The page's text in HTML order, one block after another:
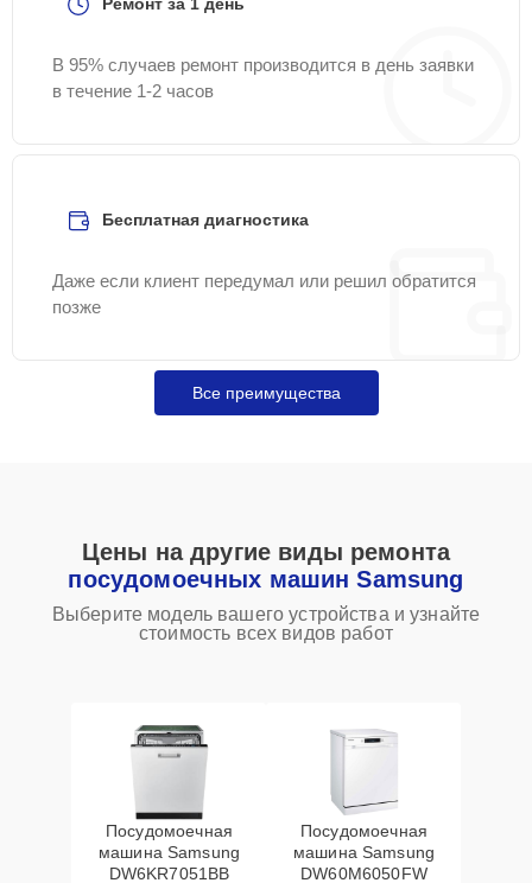
В 95% случаев ремонт производится в день заявки
в течение 1-2 часов
Бесплатная диагностика
Даже если клиент передумал или решил обратится
позже
Все преимущества
Цены на другие виды ремонта
посудомоечных машин Samsung
Выберите модель вашего устройства и узнайте
стоимость всех видов работ
Посудомоечная
машина Samsung
DW6KR7051BB
Посудомоечная
машина Samsung
DW60M6050FW